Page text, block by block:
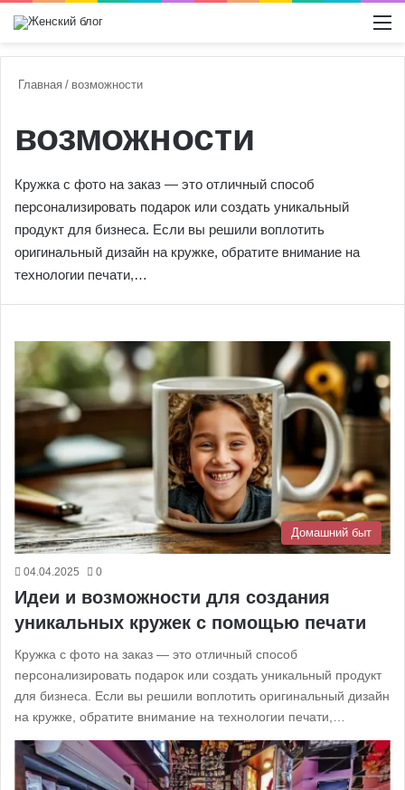
Главная / возможности
возможности
Кружка с фото на заказ — это отличный способ
персонализировать подарок или создать уникальный
продукт для бизнеса. Если вы решили воплотить
оригинальный дизайн на кружке, обратите внимание на
технологии печати,…
Домашний быт
04.04.2025 0
Идеи и возможности для создания
уникальных кружек с помощью печати
Кружка с фото на заказ — это отличный способ
персонализировать подарок или создать уникальный продукт
для бизнеса. Если вы решили воплотить оригинальный дизайн
на кружке, обратите внимание на технологии печати,…